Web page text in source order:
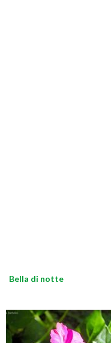
Bella di notte